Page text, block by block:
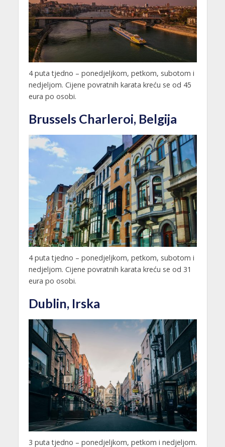
4 puta tjedno – ponedjeljkom, petkom, subotom i
nedjeljom. Cijene povratnih karata kreću se od 45
eura po osobi.
Brussels Charleroi, Belgija
4 puta tjedno – ponedjeljkom, petkom, subotom i
nedjeljom. Cijene povratnih karata kreću se od 31
eura po osobi.
Dublin, Irska
3 puta tjedno – ponedjeljkom, petkom i nedjeljom.